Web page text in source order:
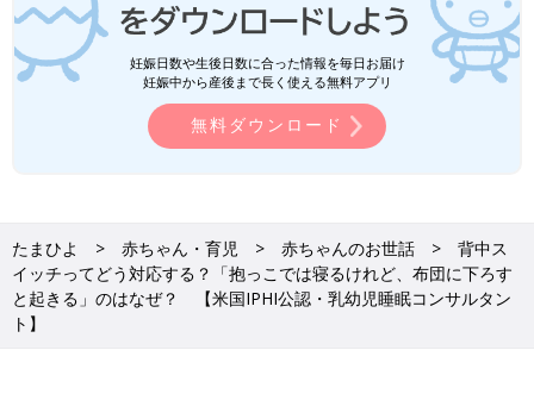
●Sleeping Smart Japan より 愛波文
月齢に合った活動時間（連続で起きていられる時間）を大幅に超
えると、疲れすぎてしまうことがあります。
す。
月齢に合った活動時間を過ぎる前に、寝床につれていくことで自
然と寝てくれるようになることがあります。
妊娠日数や生後日数に合った情報を毎日お届け
妊娠中から産後まで長く使える無料アプリ
無料ダウンロード
たまひよ 赤ちゃん・育児 赤ちゃんのお世話
背中ス
イッチってどう対応する？「抱っこでは寝るけれど、布団に下ろす
と起きる」のはなぜ？ 【米国IPHI公認・乳幼児睡眠コンサルタン
ト】